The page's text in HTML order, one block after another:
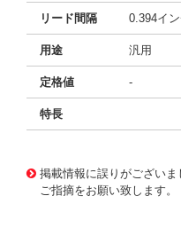
リード間隔 0.394イン
用途 汎用
定格値 -
特長
掲載情報に誤りがございま
ご指摘をお願い致します。